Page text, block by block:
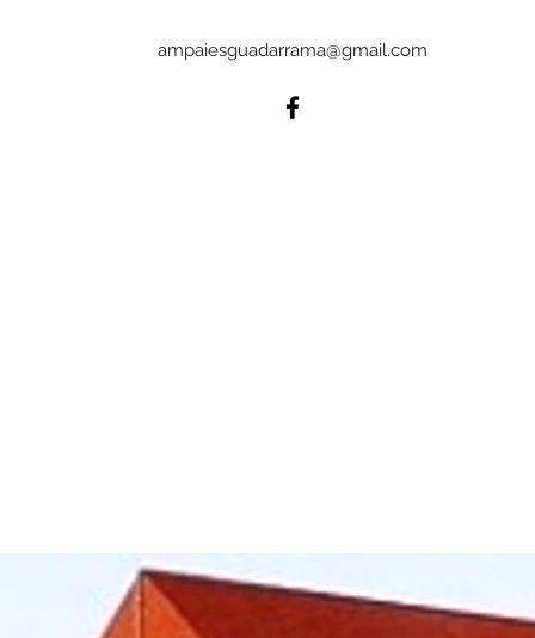
ampaiesguadarrama@gmail.com